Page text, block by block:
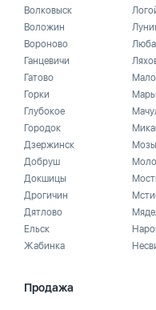
Волковыск
Воложин
Вороново
Ганцевичи
Гатово
Горки
Глубокое
Городок
Дзержинск
Добруш
Докшицы
Дрогичин
Дятлово
Ельск
Жабинка
Продажа